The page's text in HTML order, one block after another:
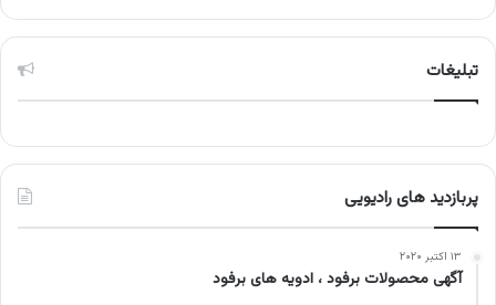
تبلیغات
پربازدید های رادیویی
۱۳ اکتبر ۲۰۲۰
آگهی محصولات برفود ، ادویه های برفود